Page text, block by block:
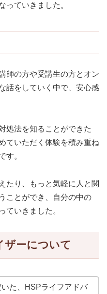
っていきました。
師の方や受講生の方とオン
話をしていく中で、安心感
処法を知ることができた
ていただく体験を積み重ね
す。
たり、もっと気軽に人と関
ことができ、自分の中の
ていきました。
ザーについて
た、HSPライフアドバ